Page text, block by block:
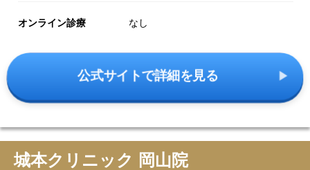
オンライン診療 なし
公式サイトで詳細を見る
城本クリニック 岡山院